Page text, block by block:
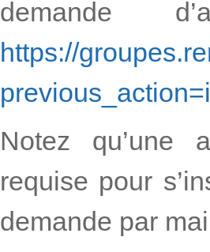
demande
https://
Notez qu’une
requise pour
demande par